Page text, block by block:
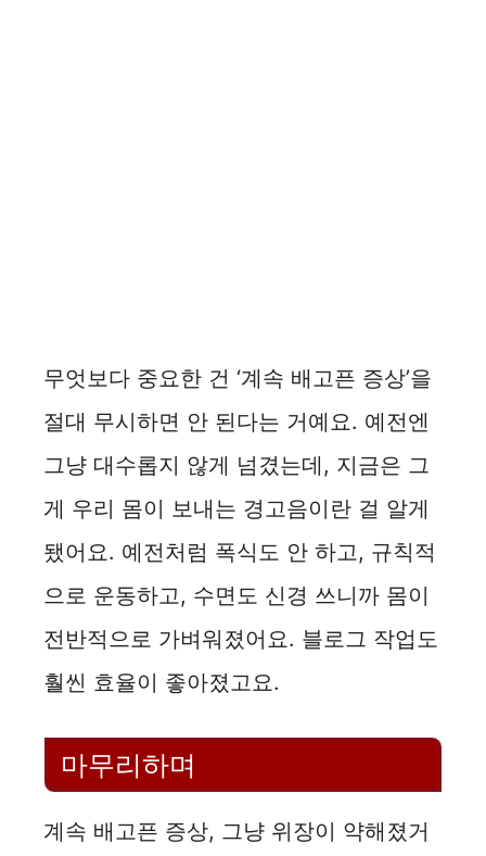
무엇보다 중요한 건 ‘계속 배고픈 증상’을
절대 무시하면 안 된다는 거예요. 예전엔
그냥 대수롭지 않게 넘겼는데, 지금은 그
게 우리 몸이 보내는 경고음이란 걸 알게
됐어요. 예전처럼 폭식도 안 하고, 규칙적
으로 운동하고, 수면도 신경 쓰니까 몸이
전반적으로 가벼워졌어요. 블로그 작업도
훨씬 효율이 좋아졌고요.
마무리하며
계속 배고픈 증상, 그냥 위장이 약해졌거